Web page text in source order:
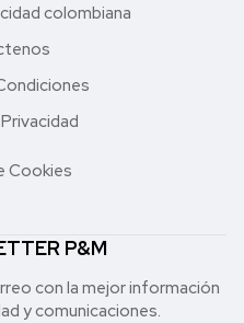
colombiana
Cookies
P&M
con la mejor in formación
y comunicaciones.